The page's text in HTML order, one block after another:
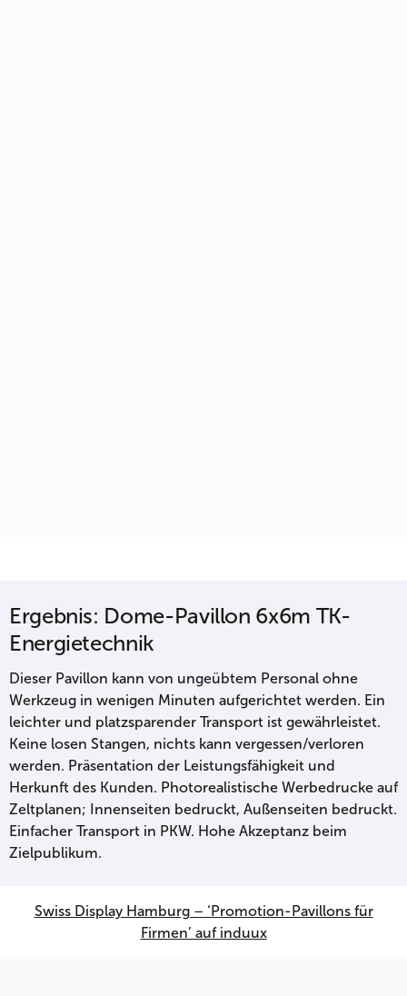
Ergebnis: Dome-Pavillon 6x6m TK-
Energietechnik
Dieser Pavillon kann von ungeübtem Personal ohne
Werkzeug in wenigen Minuten aufgerichtet werden. Ein
leichter und platzsparender Transport ist gewährleistet.
Keine losen Stangen, nichts kann vergessen/verloren
werden. Präsentation der Leistungsfähigkeit und
Herkunft des Kunden. Photorealistische Werbedrucke auf
Zeltplanen; Innenseiten bedruckt, Außenseiten bedruckt.
Einfacher Transport in PKW. Hohe Akzeptanz beim
Zielpublikum.
Swiss Display Hamburg – ‘Promotion-Pavillons für
Firmen’ auf induux